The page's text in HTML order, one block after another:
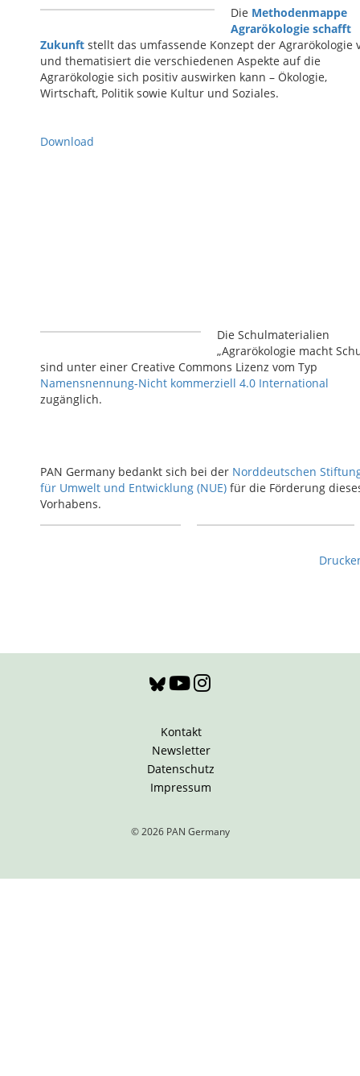
Die Methodenmappe
Agrarökologie schafft
Zukunft stellt das umfassende Konzept der Agrarökologie
und thematisiert die verschiedenen Aspekte auf die
Agrarökologie sich positiv auswirken kann – Ökologie,
Wirtschaft, Politik sowie Kultur und Soziales.
Download
Die Schulmaterialien
„Agrarökologie macht
sind unter einer Creative Commons Lizenz vom Typ
Namensnennung-Nicht kommerziell 4.0 International
zugänglich.
PAN Germany bedankt sich bei der Norddeutschen
für Umwelt und Entwicklung (NUE) für die Förderung
Vorhabens.
Kontakt
Newsletter
Datenschutz
Impressum
© 2026 PAN Germany